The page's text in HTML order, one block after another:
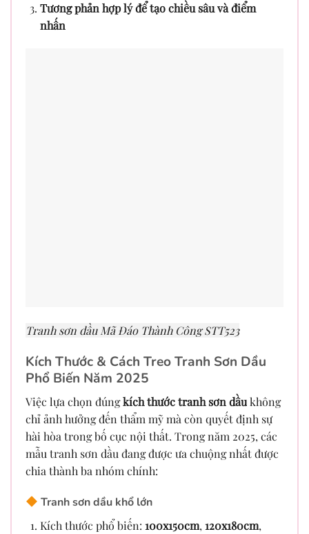
Tương phản hợp lý để tạo chiều sâu và điểm
nhấn
Tranh sơn dầu Mã Đáo Thành Công STT523
Kích Thước & Cách Treo Tranh Sơn Dầu
Phổ Biến Năm 2025
Việc lựa chọn đúngkích thước tranh sơn dầukhông
chỉ ảnh hưởng đến thẩm mỹ mà còn quyết định sự
hài hòa trong bố cục nội thất. Trong năm 2025, các
mẫu tranh sơn dầu đang được ưa chuộng nhất được
chia thành ba nhóm chính:
Tranh sơn dầu khổ lớn
Kích thước phổ biến: 100x150cm, 120x180cm,